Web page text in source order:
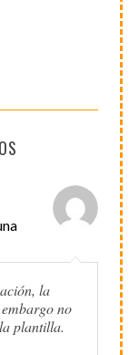
la
no
plantilla.